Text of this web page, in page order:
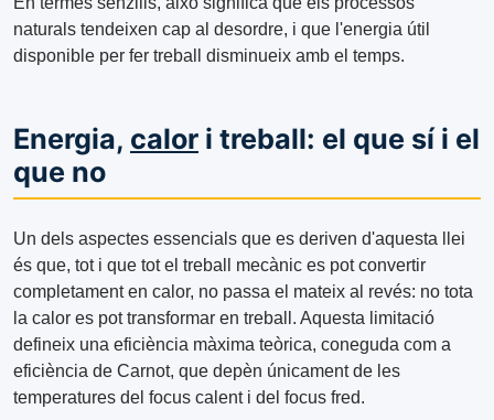
naturals tendeixen cap al desordre, i que l'energia útil
disponible per fer treball disminueix amb el temps.
Energia, calor i treball: el que sí i el
que no
Un dels aspectes essencials que es deriven d'aquesta llei
és que, tot i que tot el treball mecànic es pot convertir
completament en calor, no passa el mateix al revés: no tota
la calor es pot transformar en treball. Aquesta limitació
defineix una eficiència màxima teòrica, coneguda com a
eficiència de Carnot, que depèn únicament de les
temperatures del focus calent i del focus fred.